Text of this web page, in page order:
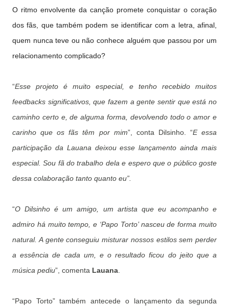
O ritmo envolvente da canção promete conquistar o coração
dos fãs, que também podem se identificar com a letra, afinal,
quem nunca teve ou não conhece alguém que passou por um
relacionamento complicado?
“Esse projeto é muito especial, e tenho recebido muitos
feedbacks significativos, que fazem a gente sentir que está no
caminho certo e, de alguma forma, devolvendo todo o amor e
carinho que os fãs têm por mim”, conta Dilsinho. “E essa
participação da Lauana deixou esse lançamento ainda mais
especial. Sou fã do trabalho dela e espero que o público goste
dessa colaboração tanto quanto eu”.
“O Dilsinho é um amigo, um artista que eu acompanho e
admiro há muito tempo, e ‘Papo Torto’ nasceu de forma muito
natural. A gente conseguiu misturar nossos estilos sem perder
a essência de cada um, e o resultado ficou do jeito que a
música pediu”, comenta Lauana
“Papo Torto” também antecede o lançamento da segunda